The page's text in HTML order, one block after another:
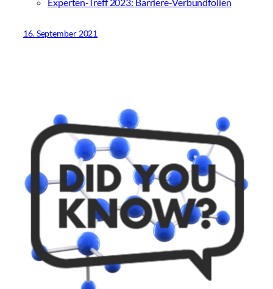
16. September 2021